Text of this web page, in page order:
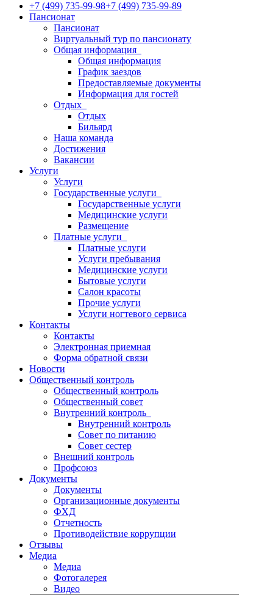
+7 (499) 735-99-98+7 (499) 735-99-89
Пансионат
Пансионат
Виртуальный тур по пансионату
Общая информация
Общая информация
График заездов
Предоставляемые документы
Информация для гостей
Отдых
Отдых
Бильярд
Наша команда
Достижения
Вакансии
Услуги
Услуги
Государственные услуги
Государственные услуги
Медицинские услуги
Размещение
Платные услуги
Платные услуги
Услуги пребывания
Медицинские услуги
Бытовые услуги
Салон красоты
Прочие услуги
Услуги ногтевого сервиса
Контакты
Контакты
Электронная приемная
Форма обратной связи
Новости
Общественный контроль
Общественный контроль
Общественный совет
Внутренний контроль
Внутренний контроль
Совет по питанию
Совет сестер
Внешний контроль
Профсоюз
Документы
Документы
Организационные документы
ФХД
Отчетность
Противодействие коррупции
Отзывы
Медиа
Медиа
Фотогалерея
Видео